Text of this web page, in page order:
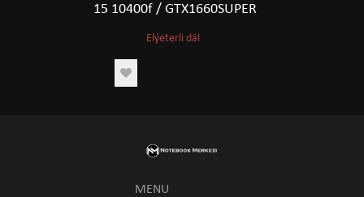
15 10400f / GTX1660SUPER
Elýeterli däl
MENU